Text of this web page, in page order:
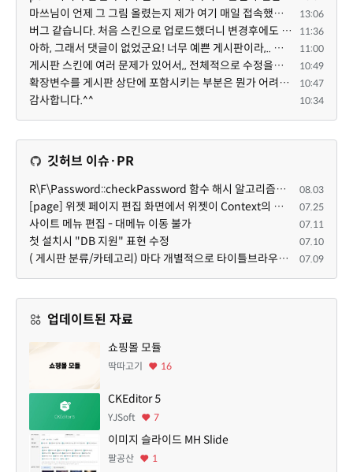
마쓰님이 언제 그 그림 올렸는지 제가 여기 매일 접속했는데 요 아래 제 댓글 밑에 새댓글이 없어 새댓글이 ... 13:06
버그 같습니다. 처음 스킨으로 업로드했더니 변경후에도 스킨으로 남아있네요. 11:36
아하, 그래서 댓글이 없었군요! 너무 예쁜 게시판이라,.. 넘넘 감사드립니다! 천천히 하세요 ^^ 11:00
게시판 스킨에 여러 문제가 있어서,, 전체적으로 수정을해서 업데이트 하겠습니다! 10:49
확장변수를 게시판 상단에 포함시키는 부분은 뭔가 어려우신 작업인가보네요~ 10:47
감사합니다.^^ 10:34
깃허브 이슈·PR
R\F\Password::checkPassword 함수 해시 알고리즘을 암시적으로 호출하는 경우 Argon2id 해시 비교 실패 08.03
[page] 위젯 페이지 편집 화면에서 위젯이 Context의 module_info를 덮어쓰면 저장이 ERR_ACT_IS_NOT_STANDALONE으로 실패 07.25
사이트 메뉴 편집 - 대메뉴 이동 불가 07.11
첫 설치시 "DB 지원" 표현 수정 07.10
( 게시판 분류/카테고리) 마다 개별적으로 타이틀브라우저 제목 및 seo설명 넣을 수 있으면 어떨지 해서 글 등록해봅니다. 07.09
업데이트된 자료
쇼핑몰 모듈
딱따고기 16
CKEditor 5
YJSoft 7
이미지 슬라이드 MH Slide
팔공산 1